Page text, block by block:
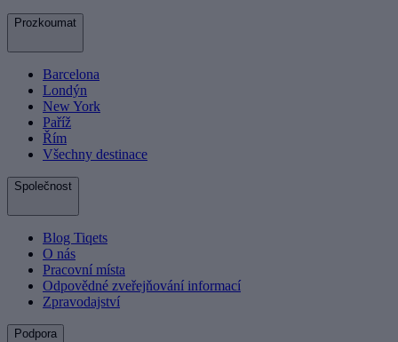
Prozkoumat
Barcelona
Londýn
New York
Paříž
Řím
Všechny destinace
Společnost
Blog Tiqets
O nás
Pracovní místa
Odpovědné zveřejňování informací
Zpravodajství
Podpora